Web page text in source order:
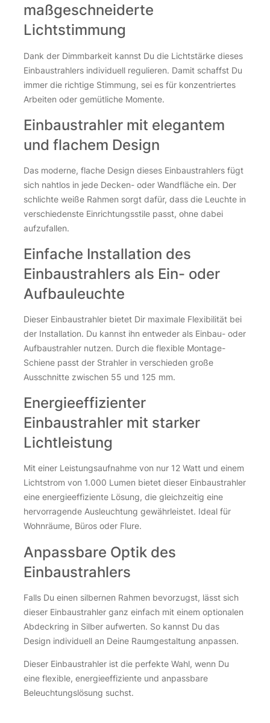
maßgeschneiderte
Lichtstimmung
Dank der Dimmbarkeit kannst Du die Lichtstärke dieses
Einbaustrahlers individuell regulieren. Damit schaffst Du
immer die richtige Stimmung, sei es für konzentriertes
Arbeiten oder gemütliche Momente.
Einbaustrahler mit elegantem
und flachem Design
Das moderne, flache Design dieses Einbaustrahlers fügt
sich nahtlos in jede Decken- oder Wandfläche ein. Der
schlichte weiße Rahmen sorgt dafür, dass die Leuchte in
verschiedenste Einrichtungsstile passt, ohne dabei
aufzufallen.
Einfache Installation des
Einbaustrahlers als Ein- oder
Aufbauleuchte
Dieser Einbaustrahler bietet Dir maximale Flexibilität bei
der Installation. Du kannst ihn entweder als Einbau- oder
Aufbaustrahler nutzen. Durch die flexible Montage-
Schiene passt der Strahler in verschieden große
Ausschnitte zwischen 55 und 125 mm.
Energieeffizienter
Einbaustrahler mit starker
Lichtleistung
Mit einer Leistungsaufnahme von nur 12 Watt und einem
Lichtstrom von 1.000 Lumen bietet dieser Einbaustrahler
eine energieeffiziente Lösung, die gleichzeitig eine
hervorragende Ausleuchtung gewährleistet. Ideal für
Wohnräume, Büros oder Flure.
Anpassbare Optik des
Einbaustrahlers
Falls Du einen silbernen Rahmen bevorzugst, lässt sich
dieser Einbaustrahler ganz einfach mit einem optionalen
Abdeckring in Silber aufwerten. So kannst Du das
Design individuell an Deine Raumgestaltung anpassen.
Dieser Einbaustrahler ist die perfekte Wahl, wenn Du
eine flexible, energieeffiziente und anpassbare
Beleuchtungslösung suchst.